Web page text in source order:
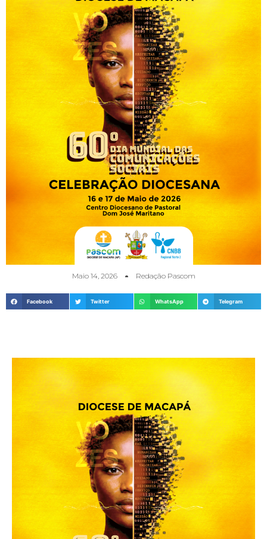
Maio 14, 2026 Redação Pascom
Facebook Twitter WhatsApp Telegram